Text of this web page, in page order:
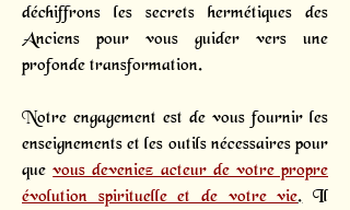
déchiffrons les secrets hermétiques des
Anciens pour vous guider vers une
profonde transformation.
Notre engagement est de vous fournir les
enseignements et les outils nécessaires pour
quevous deveniez acteur de votre propre
évolution spirituelle et de votre vie.Il